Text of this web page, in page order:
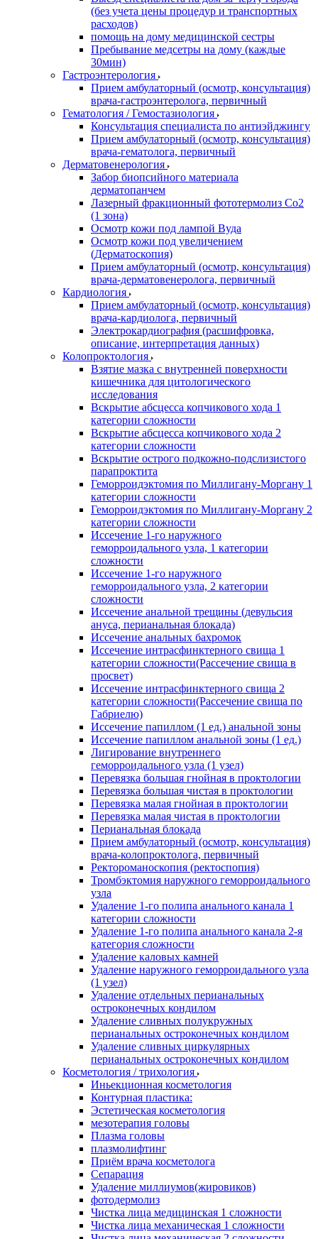
(без учета цены процедур и транспортных
расходов)
помощь на дому медицинской сестры
Пребывание медсетры на дому (каждые
30мин)
Гастроэнтерология
Прием амбулаторный (осмотр, консультация)
врача-гастроэнтеролога, первичный
Гематология / Гемостазиология
Консультация специалиста по антиэйджингу
Прием амбулаторный (осмотр, консультация)
врача-гематолога, первичный
Дерматовенерология
Забор биопсийного материала
дерматопанчем
Лазерный фракционный фототермолиз Со2
(1 зона)
Осмотр кожи под лампой Вуда
Осмотр кожи под увеличением
(Дерматоскопия)
Прием амбулаторный (осмотр, консультация)
врача-дерматовенеролога, первичный
Кардиология
Прием амбулаторный (осмотр, консультация)
врача-кардиолога, первичный
Электрокардиография (расшифровка,
описание, интерпретация данных)
Колопроктология
Взятие мазка с внутренней поверхности
кишечника для цитологического
исследования
Вскрытие абсцесса копчикового хода 1
категории сложности
Вскрытие абсцесса копчикового хода 2
категории сложности
Вскрытие острого подкожно-подслизистого
парапроктита
Геморроидэктомия по Миллигану-Моргану 1
категории сложности
Геморроидэктомия по Миллигану-Моргану 2
категории сложности
Иссечение 1-го наружного
геморроидального узла, 1 категории
сложности
Иссечение 1-го наружного
геморроидального узла, 2 категории
сложности
Иссечение анальной трещины (девульсия
ануса, перианальная блокада)
Иссечение анальных бахромок
Иссечение интрасфинктерного свища 1
категории сложности(Рассечение свища в
просвет)
Иссечение интрасфинктерного свища 2
категории сложности(Рассечение свища по
Габриелю)
Иссечение папиллом (1 ед.) анальной зоны
Иссечение папиллом анальной зоны (1 ед.)
Лигирование внутреннего
геморроидального узла (1 узел)
Перевязка большая гнойная в проктологии
Перевязка большая чистая в проктологии
Перевязка малая гнойная в проктологии
Перевязка малая чистая в проктологии
Перианальная блокада
Прием амбулаторный (осмотр, консультация)
врача-колопроктолога, первичный
Ректороманоскопия (ректоспопия)
Тромбэктомия наружного геморроидального
узла
Удаление 1-го полипа анального канала 1
категории сложности
Удаление 1-го полипа анального канала 2-я
категория сложности
Удаление каловых камней
Удаление наружного геморроидального узла
(1 узел)
Удаление отдельных перианальных
остроконечных кондилом
Удаление сливных полукружных
перианальных остроконечных кондилом
Удаление сливных циркулярных
перианальных остроконечных кондилом
Косметология / трихология
Иньекционная косметология
Контурная пластика:
Эстетическая косметология
мезотерапия головы
Плазма головы
плазмолифтинг
Приём врача косметолога
Сепарация
Удаление миллиумов(жировиков)
фотодермолиз
Чистка лица медицинская 1 сложности
Чистка лица механическая 1 сложности